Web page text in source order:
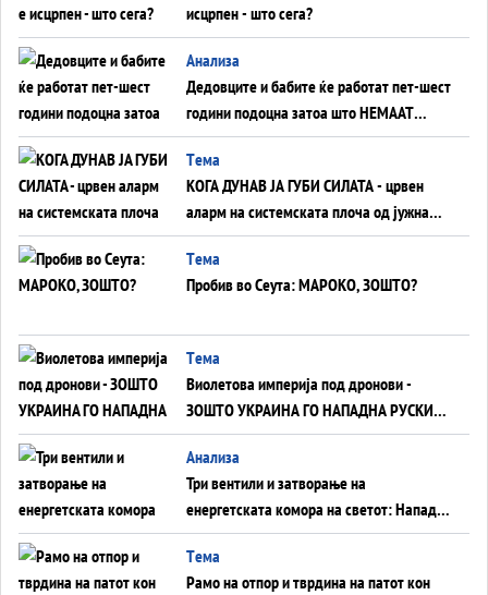
исцрпен - што сега?
Анализа
Дедовците и бабите ќе работат пет-шест
години подоцна затоа што НЕМААТ
ВНУЦИ ДА ГИ ЗАМЕНАТ
Tема
КОГА ДУНАВ ЈА ГУБИ СИЛАТА - црвен
аларм на системската плоча од јужна
Германија до Црното Море...
Tема
Пробив во Сеута: МАРОКО, ЗОШТО?
Tема
Виолетова империја под дронови -
ЗОШТО УКРАИНА ГО НАПАДНА РУСКИОТ
WILDBERRIES
Aнализа
Три вентили и затворање на
енергетската комора на светот: Нападот
во Суец најавува глобален енергетски
инфаркт?
Tема
Рамо на отпор и тврдина на патот кон